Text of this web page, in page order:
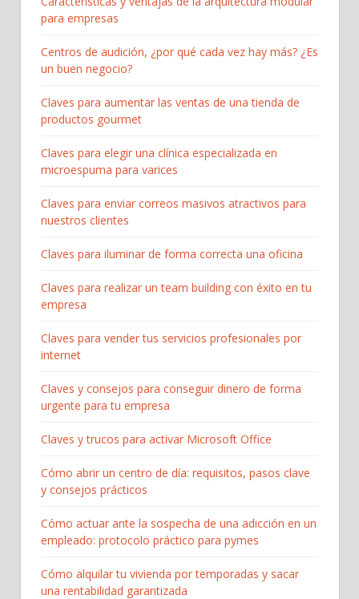
para empresas
Centros de audición, ¿por qué cada vez hay más? ¿Es
un buen negocio?
Claves para aumentar las ventas de una tienda de
productos gourmet
Claves para elegir una clínica especializada en
microespuma para varices
Claves para enviar correos masivos atractivos para
nuestros clientes
Claves para iluminar de forma correcta una oficina
Claves para realizar un team building con éxito en tu
empresa
Claves para vender tus servicios profesionales por
internet
Claves y consejos para conseguir dinero de forma
urgente para tu empresa
Claves y trucos para activar Microsoft Office
Cómo abrir un centro de día: requisitos, pasos clave
y consejos prácticos
Cómo actuar ante la sospecha de una adicción en un
empleado: protocolo práctico para pymes
Cómo alquilar tu vivienda por temporadas y sacar
una rentabilidad garantizada